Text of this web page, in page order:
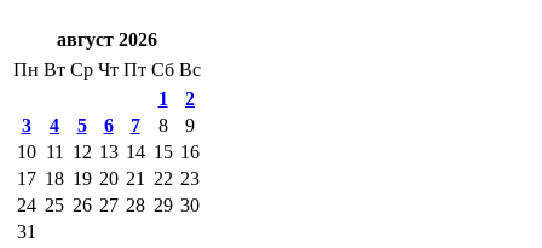
август 2026
Пн Вт Ср Чт Пт Сб Вс
1
2
3
4 5 6 7 8
9
10 11 12 13 14 15 16
17 18 19 20 21 22 23
24 25 26 27 28 29 30
31